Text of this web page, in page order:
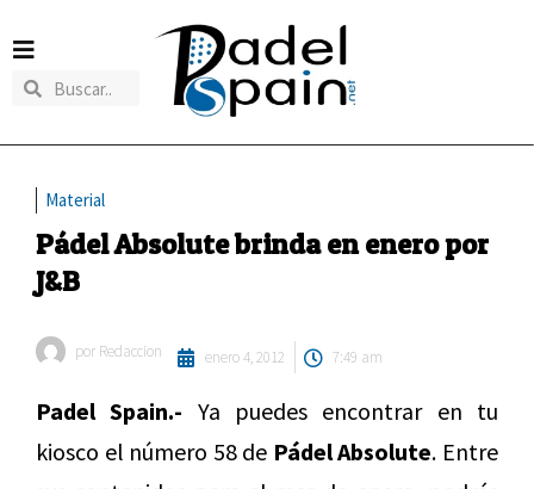
Material
Pádel Absolute brinda en enero por
J&B
por Redaccion enero 4, 2012 7:49 am
Padel Spain.- Ya puedes encontrar en tu
kiosco el número 58 de Pádel Absolute. Entre